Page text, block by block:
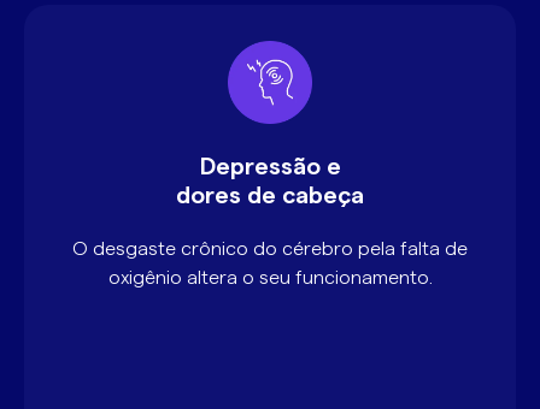
Depressão e
dores de cabeça
O desgaste crônico do cérebro pela falta de
oxigênio altera o seu funcionamento.